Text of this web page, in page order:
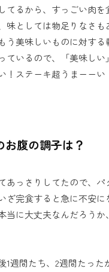
てるから、すっごい肉を
味としては物足りなさも
う美味しいものに対する
ているので、「美味しい
！ステーキ超うまーー
お腹の調子は？
あっさりしてたので、パ
ざ完食すると急に不安に
当に大丈夫なんだろう
1週間たち、2週間たった